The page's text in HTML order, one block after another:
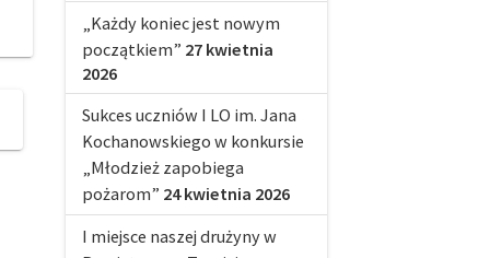
„Każdy koniec jest nowym
początkiem” 27 kwietnia
2026
Sukces uczniów I LO im. Jana
Kochanowskiego w konkursie
„Młodzież zapobiega
pożarom” 24 kwietnia 2026
I miejsce naszej drużyny w